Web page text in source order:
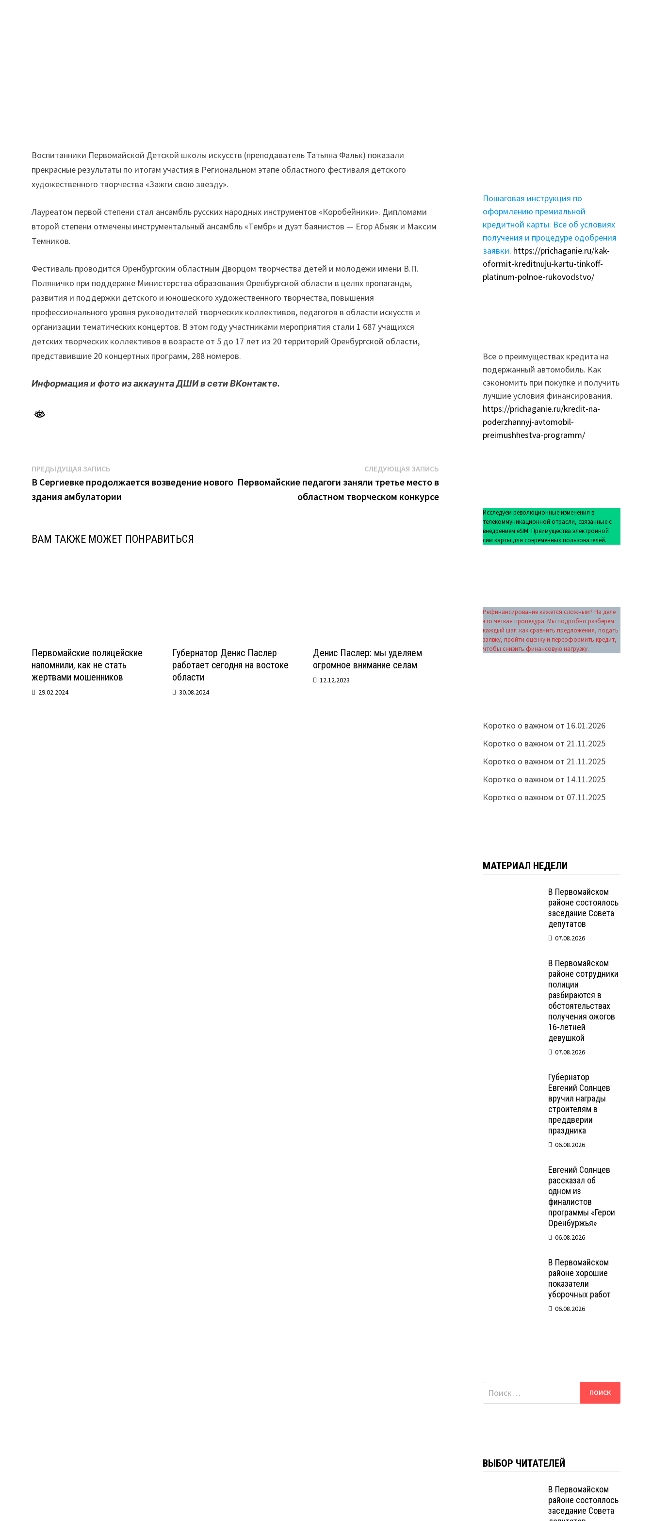
Воспитанники Первомайской Детской школы искусств (преподаватель Татьяна Фальк) показали
прекрасные результаты по итогам участия в Региональном этапе областного фестиваля детского
художественного творчества «Зажги свою звезду».
Лауреатом первой степени стал ансамбль русских народных инструментов «Коробейники». Дипломами
второй степени отмечены инструментальный ансамбль «Тембр» и дуэт баянистов — Егор Абыяк и Максим
Темников.
Фестиваль проводится Оренбургским областным Дворцом творчества детей и молодежи имени В.П.
Поляничко при поддержке Министерства образования Оренбургской области в целях пропаганды,
развития и поддержки детского и юношеского художественного творчества, повышения
профессионального уровня руководителей творческих коллективов, педагогов в области искусств и
организации тематических концертов. В этом году участниками мероприятия стали 1 687 учащихся
детских творческих коллективов в возрасте от 5 до 17 лет из 20 территорий Оренбургской области,
представившие 20 концертных программ, 288 номеров.
Информация и фото из аккаунта ДШИ в сети ВКонтакте.
Навигация
по
записям
ПРЕДЫДУЩАЯ ЗАПИСЬ
запись:
В Сергиевке продолжается возведение нового
здания амбулатории
СЛЕДУЮЩАЯ ЗАПИСЬСледующая
запись:
Первомайские педагоги заняли третье место в
областном творческом конкурсе
ВАМ ТАКЖЕ МОЖЕТ ПОНРАВИТЬСЯ
Первомайские полицейские
напомнили, как не стать
жертвами мошенников
29.02.2024
Губернатор Денис Паслер
работает сегодня на востоке
области
30.08.2024
Денис Паслер: мы уделяем
огромное внимание селам
12.12.2023
Пошаговая инструкция по
оформлению премиальной
кредитной карты. Все об условиях
получения и процедуре одобрения
заявки. https://prichaganie.ru/kak-
oformit-kreditnuju-kartu-tinkoff-
platinum-polnoe-rukovodstvo/
Все о преимуществах кредита на
подержанный автомобиль. Как
сэкономить при покупке и получить
лучшие условия финансирования.
https://prichaganie.ru/kredit-na-
poderzhannyj-avtomobil-
preimushhestva-programm/
Исследуем революционные изменения в
телекоммуникационной отрасли, связанные с
внедрением eSIM. Преимущества электронной
сим карты для современных пользователей.
Рефинансирование кажется сложным? На деле
это четкая процедура. Мы подробно разберем
каждый шаг: как сравнить предложения, подать
заявку, пройти оценку и переоформить кредит,
чтобы снизить финансовую нагрузку.
Коротко о важном от 16.01.2026
Коротко о важном от 21.11.2025
Коротко о важном от 21.11.2025
Коротко о важном от 14.11.2025
Коротко о важном от 07.11.2025
МАТЕРИАЛ НЕДЕЛИ
В Первомайском
районе состоялось
заседание Совета
депутатов
07.08.2026
В Первомайском
районе сотрудники
полиции
разбираются в
обстоятельствах
получения ожогов
16-летней
девушкой
07.08.2026
Губернатор
Евгений Солнцев
вручил награды
строителям в
преддверии
праздника
06.08.2026
Евгений Солнцев
рассказал об
одном из
финалистов
программы «Герои
Оренбуржья»
06.08.2026
В Первомайском
районе хорошие
показатели
уборочных работ
06.08.2026
Найти:
ВЫБОР ЧИТАТЕЛЕЙ
В Первомайском
районе состоялось
заседание Совета